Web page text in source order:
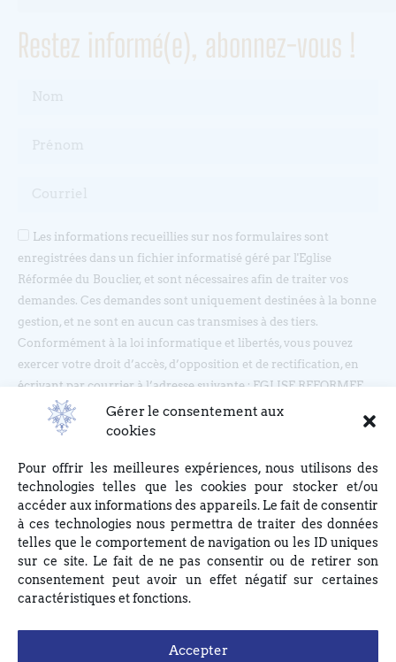
Gérer le consentement aux
cookies
Pour offrir les meilleures expériences, nous utilisons des
technologies telles que les cookies pour stocker et/ou
accéder aux informations des appareils. Le fait de consentir
à ces technologies nous permettra de traiter des données
telles que le comportement de navigation ou les ID uniques
sur ce site. Le fait de ne pas consentir ou de retirer son
consentement peut avoir un effet négatif sur certaines
caractéristiques et fonctions.
Accepter
Restez informé(e), abonnez-vous !
Les informations recueillies sur nos formulaires sont
enregistrées dans un fichier informatisé géré par l'Eglise
Réformée du Bouclier, et sont nécessaires afin de traiter vos
demandes. Ces demandes sont uniquement destinées à la bonne
gestion, et ne sont en aucun cas transmises à des tiers.
Conformément à la loi informatique et libertés, vous pouvez
exercer votre droit d’accès, d’opposition et de rectification, en
écrivant par courrier à l’adresse suivante : EGLISE REFORMEE
DU BOUCLIER, 4 rue du Bouclier, 67000 STRASBOURG ou en
écrivant à eglise(at)lebouclier.fr
Je m'abonne